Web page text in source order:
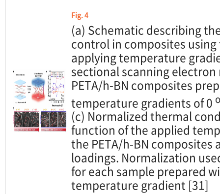
Fig. 4
(a) Schematic describing
control in composites
applying temperature
sectional scanning
PETA/h-BN composites
temperature gradients of 0 o
(c) Normalized thermal
function of the applied
the PETA/h-BN composites
loadings. Normalization
for each sample prepared
temperature gradient [31]